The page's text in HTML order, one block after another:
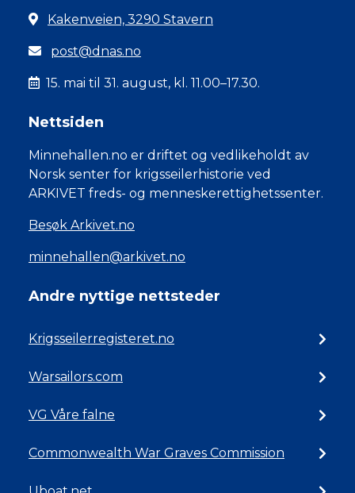
Kakenveien, 3290 Stavern
post@dnas.no
15. mai til 31. august, kl. 11.00–17.30.
Nettsiden
Minnehallen.no er driftet og vedlikeholdt av
Norsk senter for krigsseilerhistorie ved
ARKIVET freds- og menneskerettighetssenter.
Besøk Arkivet.no
minnehallen@arkivet.no
Andre nyttige nettsteder
Krigsseilerregisteret.no
Warsailors.com
VG Våre falne
Commonwealth War Graves Commission